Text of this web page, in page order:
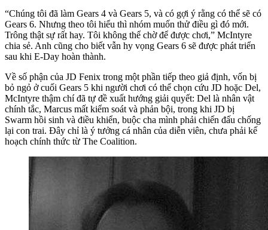
“Chúng tôi đã làm Gears 4 và Gears 5, và có gợi ý rằng có thể sẽ có
Gears 6. Nhưng theo tôi hiểu thì nhóm muốn thử điều gì đó mới.
Trông thật sự rất hay. Tôi không thể chờ để được chơi,” McIntyre
chia sẻ. Anh cũng cho biết vẫn hy vọng Gears 6 sẽ được phát triển
sau khi E-Day hoàn thành.
Về số phận của JD Fenix trong một phần tiếp theo giả định, vốn bị
bỏ ngỏ ở cuối Gears 5 khi người chơi có thể chọn cứu JD hoặc Del,
McIntyre thậm chí đã tự đề xuất hướng giải quyết: Del là nhân vật
chính tắc, Marcus mất kiểm soát và phản bội, trong khi JD bị
Swarm hồi sinh và điều khiển, buộc cha mình phải chiến đấu chống
lại con trai. Đây chỉ là ý tưởng cá nhân của diễn viên, chưa phải kế
hoạch chính thức từ The Coalition.